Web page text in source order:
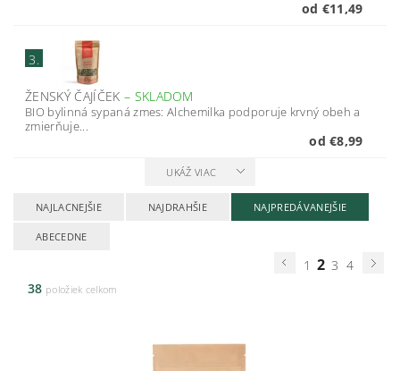
od €11,49
3.
ŽENSKÝ ČAJÍČEK – SKLADOM
BIO bylinná sypaná zmes: Alchemilka podporuje krvný obeh a
zmierňuje...
od €8,99
UKÁŽ VIAC
NAJLACNEJŠIE NAJDRAHŠIE NAJPREDÁVANEJŠIE
ABECEDNE
1 2 3 4
38 položiek celkom